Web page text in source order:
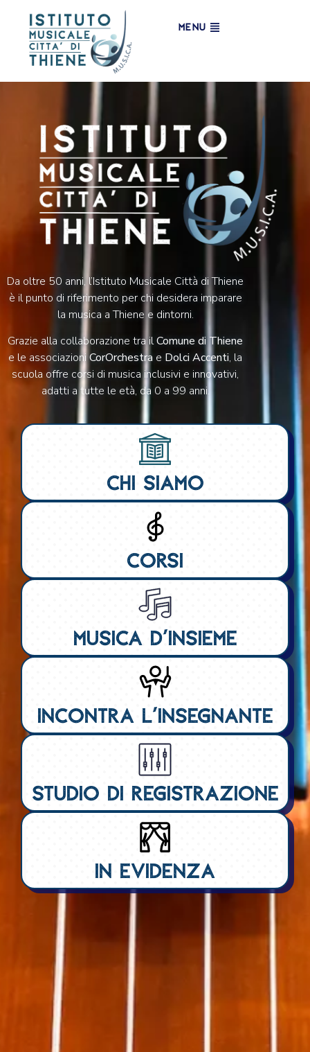
MENU
Da oltre 50 anni, l’Istituto Musicale Città di Thiene
è il punto di riferimento per chi desidera imparare
la musica a Thiene e dintorni.
Grazie alla collaborazione tra ilComune di Thiene
e le associazioniCorOrchestra e Dolci Accenti, la
scuola offre corsi di musica inclusivi e innovativi,
adatti a tutte le età, da 0 a 99 anni.
Chi siamo
Corsi
Musica d'insieme
Incontra l'insegnante
Studio di registrazione
In evidenza